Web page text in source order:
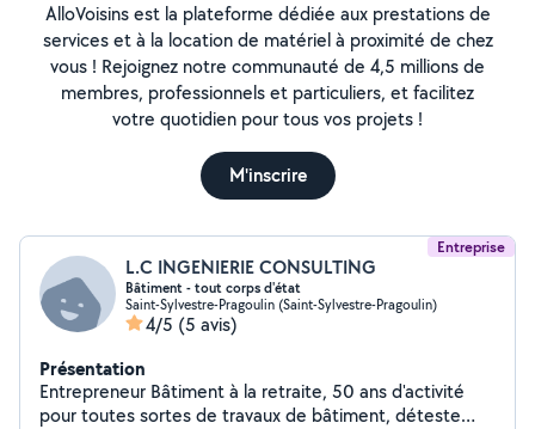
AlloVoisins est la plateforme dédiée aux prestations de
services et à la location de matériel à proximité de chez
vous ! Rejoignez notre communauté de 4,5 millions de
membres, professionnels et particuliers, et facilitez
votre quotidien pour tous vos projets !
M'inscrire
Entreprise
L.C INGENIERIE CONSULTING
Bâtiment - tout corps d'état
Saint-Sylvestre-Pragoulin (Saint-Sylvestre-Pragoulin)
4/5 (5 avis)
Présentation
Entrepreneur Bâtiment à la retraite, 50 ans d'activité
pour toutes sortes de travaux de bâtiment, déteste